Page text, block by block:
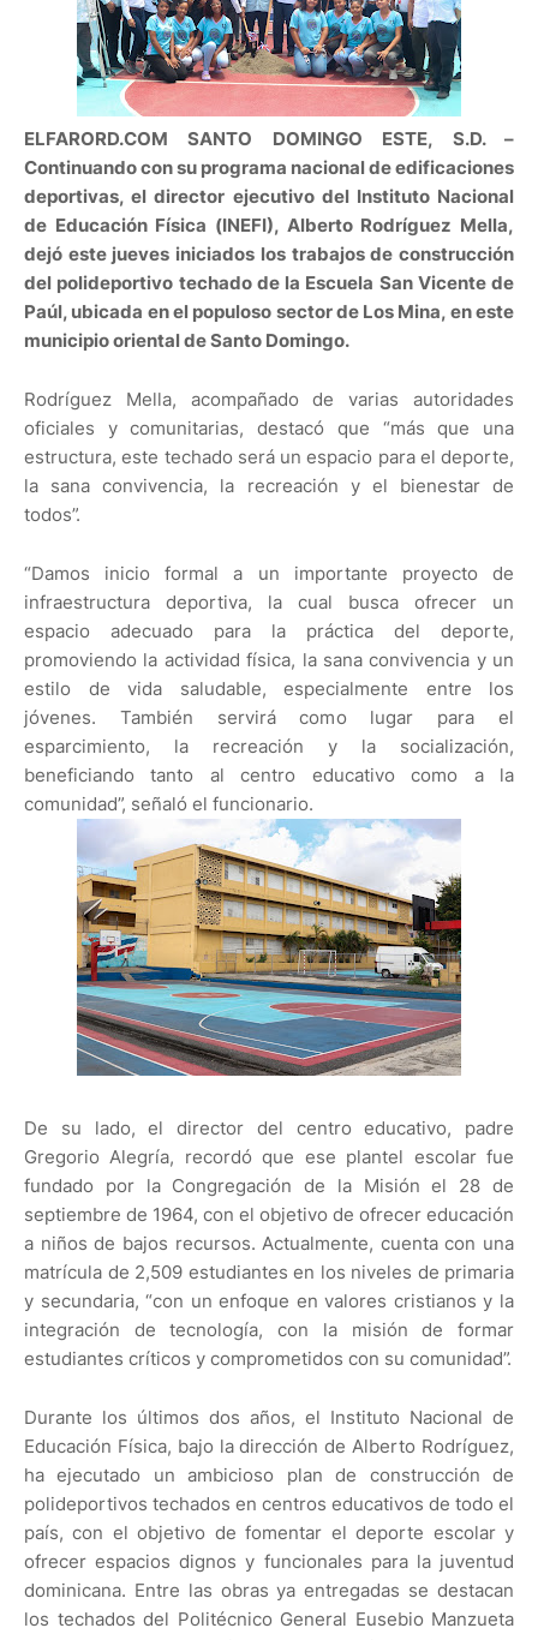
ELFARORD.COM SANTO DOMINGO ESTE, S.D. –
Continuando con su programa nacional de edificaciones
deportivas, el director ejecutivo del Instituto Nacional
de Educación Física (INEFI), Alberto Rodríguez Mella,
dejó este jueves iniciados los trabajos de construcción
del polideportivo techado de la Escuela San Vicente de
Paúl, ubicada en el populoso sector de Los Mina, en este
municipio oriental de Santo Domingo.
Rodríguez Mella, acompañado de varias autoridades
oficiales y comunitarias, destacó que “más que una
estructura, este techado será un espacio para el deporte,
la sana convivencia, la recreación y el bienestar de
todos”.
“Damos inicio formal a un importante proyecto de
infraestructura deportiva, la cual busca ofrecer un
espacio adecuado para la práctica del deporte,
promoviendo la actividad física, la sana convivencia y un
estilo de vida saludable, especialmente entre los
jóvenes. También servirá como lugar para el
esparcimiento, la recreación y la socialización,
beneficiando tanto al centro educativo como a la
comunidad”, señaló el funcionario.
De su lado, el director del centro educativo, padre
Gregorio Alegría, recordó que ese plantel escolar fue
fundado por la Congregación de la Misión el 28 de
septiembre de 1964, con el objetivo de ofrecer educación
a niños de bajos recursos. Actualmente, cuenta con una
matrícula de 2,509 estudiantes en los niveles de primaria
y secundaria, “con un enfoque en valores cristianos y la
integración de tecnología, con la misión de formar
estudiantes críticos y comprometidos con su comunidad”.
Durante los últimos dos años, el Instituto Nacional de
Educación Física, bajo la dirección de Alberto Rodríguez,
ha ejecutado un ambicioso plan de construcción de
polideportivos techados en centros educativos de todo el
país, con el objetivo de fomentar el deporte escolar y
ofrecer espacios dignos y funcionales para la juventud
dominicana. Entre las obras ya entregadas se destacan
los techados del Politécnico General Eusebio Manzueta